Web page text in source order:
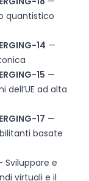
quantistico
14 —
15 —
ad alta
17 —
basate
Sviluppare e
virtuali e il